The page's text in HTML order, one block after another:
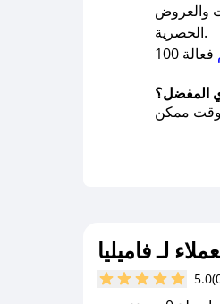
والعروض
الحصرية.
المفضل؟
لـ فاميليا
5.0